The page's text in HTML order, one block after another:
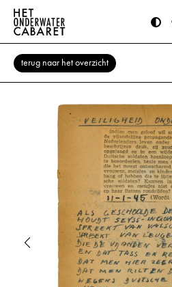
terug naar het overzicht